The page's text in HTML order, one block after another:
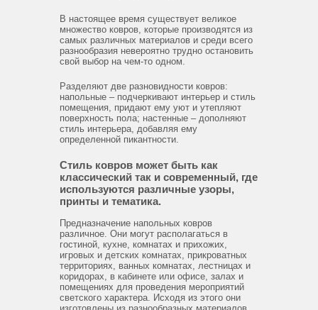
В настоящее время существует великое
множество ковров, которые производятся из
самых различных материалов и среди всего
разнообразия невероятно трудно остановить
свой выбор на чем-то одном.
Разделяют две разновидности ковров:
напольные – подчеркивают интерьер и стиль
помещения, придают ему уют и утепляют
поверхность пола; настенные – дополняют
стиль интерьера, добавляя ему
определенной пикантности.
Стиль ковров может быть как
классический так и современный, где
используются различные узоры,
принты и тематика.
Предназначение напольных ковров
различное. Они могут располагаться в
гостиной, кухне, комнатах и прихожих,
игровых и детских комнатах, прикроватных
территориях, ванных комнатах, лестницах и
коридорах, в кабинете или офисе, залах и
помещениях для проведения мероприятий
светского характера. Исходя из этого они